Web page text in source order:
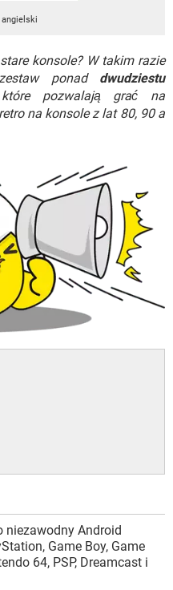
FACEBOOK
FACEBOOK
angielski
konsole? W takim razie
ponad dwudziestu
pozwalają grać na
na konsole z lat 80, 90 a
niezawodny Android
Game Boy, Game
64, PSP, Dreamcast i